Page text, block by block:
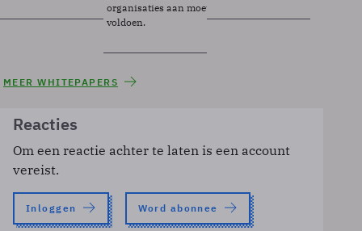
organisaties aan moeten
voldoen.
MEER WHITEPAPERS
Reacties
Om een reactie achter te laten is een account
vereist.
Inloggen Word abonnee